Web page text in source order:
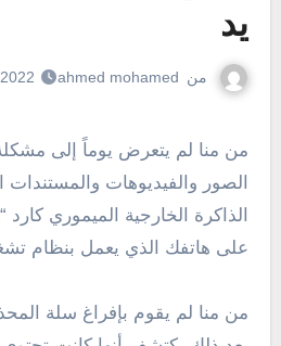
يد
من ahmed mohamed
من منا لم يتعرض يوماً إلى مشكلة فقدان أو حذف
الصور والفيديوهات
على هاتفك الذي يعمل بنظام
من منا لم يقوم بإفراغ سلة